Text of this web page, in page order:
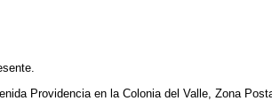
Providencia en la Colonia del Valle, Zona